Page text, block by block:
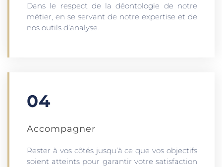
Dans le respect de la déontologie de notre
métier, en se servant de notre expertise et de
nos outils d’analyse.
04
Accompagner
Rester à vos côtés jusqu’à ce que vos objectifs
soient atteints pour garantir votre satisfaction